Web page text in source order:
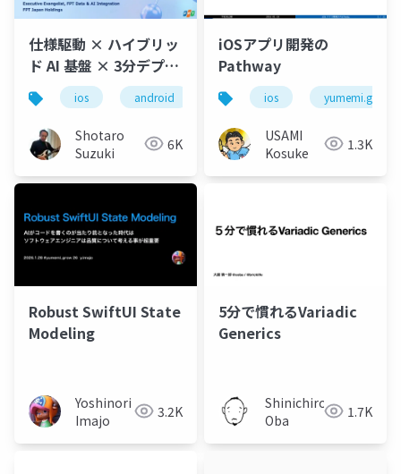
仕様駆動 × ハイブリッ
ド AI 基盤 × 3分デプロ
イで実装するモバイル
アプリ + AI Agent
ios android xcode vs code
Shotaro
Suzuki
6K
iOSアプリ開発の
Pathway
ios yumemi.grow
USAMI
Kosuke
1.3K
Robust SwiftUI State
Modeling
Yoshinori
Imajo
3.2K
5分で慣れるVariadic
Generics
Shinichiro
Oba
1.7K